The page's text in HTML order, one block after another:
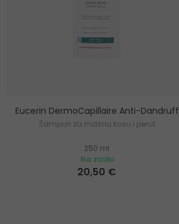
Eucerin DermoCapillaire Anti-Dandruff
Šampon za masnu kosu i perut
250 ml
Na zalihi
20,50 €